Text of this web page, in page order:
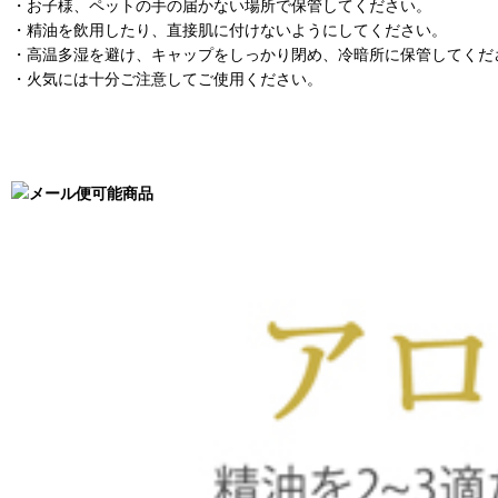
・お子様、ペットの手の届かない場所で保管してください。
・精油を飲用したり、直接肌に付けないようにしてください。
・高温多湿を避け、キャップをしっかり閉め、冷暗所に保管してくだ
・火気には十分ご注意してご使用ください。